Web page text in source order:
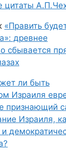
цитаты
«Править
древнее
сбывается
ли быть
Израиля
признающий
Израиля,
и